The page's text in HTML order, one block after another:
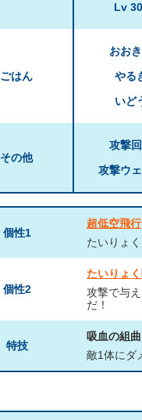
Lv
ごはん
おお
やる
いど
その他
攻撃
攻撃ウ
個性1
超低空飛行
たいりょ
個性2
たいりょ
攻撃で与
だ！
特技
吸血の組曲
敵1体にダ